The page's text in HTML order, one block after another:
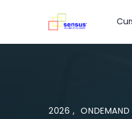
2026, ONDEMAND